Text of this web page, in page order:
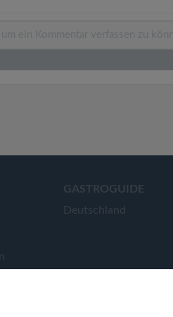
GASTROGUIDE
Deutschland